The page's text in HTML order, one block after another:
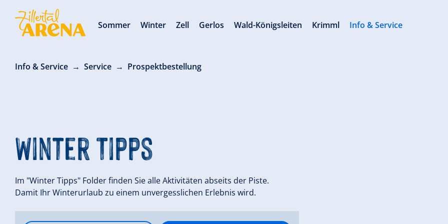
Info & Service Service Prospektbestellung
Winter Tipps
Im "Winter Tipps" Folder finden Sie alle Aktivitäten abseits der Piste.
Damit Ihr Winterurlaub zu einem unvergesslichen Erlebnis wird.
Sommer Winter Zell Gerlos Wald-Königsleiten Krimml Info & Service